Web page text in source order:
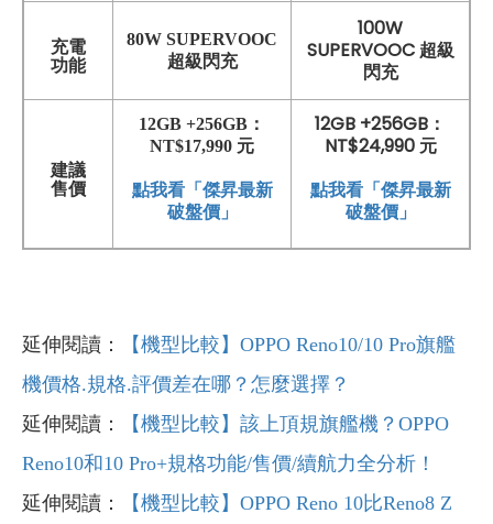
充電
功能
80W SUPERVOOC
超級閃充
100W
SUPERVOOC 超級
閃充
建議
售價
12GB +256GB：
NT$17,990 元
點我看「傑昇最新
破盤價」
12GB +256GB：
NT$24,990 元
點我看「傑昇最新
破盤價」
延伸閱讀：
【機型比較】OPPO Reno10/10 Pro旗艦
機價格.規格.評價差在哪？怎麼選擇？
延伸閱讀：
【機型比較】該上頂規旗艦機？OPPO
Reno10和10 Pro+規格功能/售價/續航力全分析！
延伸閱讀：
【機型比較】OPPO Reno 10比Reno8 Z